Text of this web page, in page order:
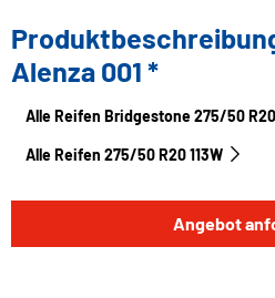
Alenza 001 *
Alle Reifen Bridgestone 275/50 R20
Alle Reifen‎ 275/50 R20 113W
Angebot